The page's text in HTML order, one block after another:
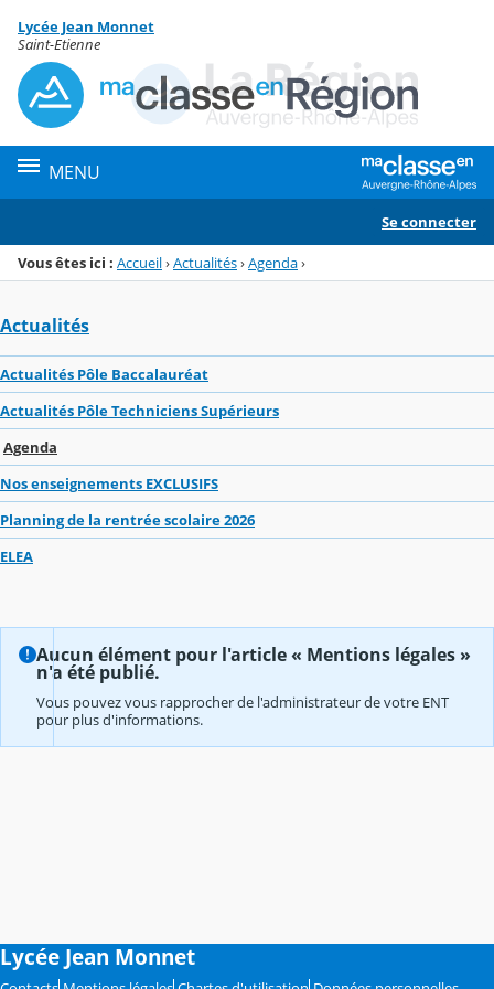
Menu de la rubrique
Contenu
Lycée Jean Monnet
Saint-Etienne
MENU
Se connecter
Vous êtes ici : Accueil›Actualités›Agenda›
Actualités
Actualités Pôle Baccalauréat
Actualités Pôle Techniciens Supérieurs
Agenda
Nos enseignements EXCLUSIFS
Planning de la rentrée scolaire 2026
ELEA
Aucun élément pour l'article « Mentions légales »
n'a été publié.
Vous pouvez vous rapprocher de l'administrateur de votre ENT
pour plus d'informations.
Lycée Jean Monnet